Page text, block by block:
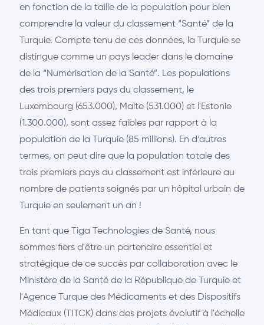
en fonction de la taille de la population pour bien
comprendre la valeur du classement “Santé” de la
Turquie. Compte tenu de ces données, la Turquie se
distingue comme un pays leader dans le domaine
de la “Numérisation de la Santé”. Les populations
des trois premiers pays du classement, le
Luxembourg (653.000), Malte (531.000) et l'Estonie
(1.300.000), sont assez faibles par rapport à la
population de la Turquie (85 millions). En d’autres
termes, on peut dire que la population totale des
trois premiers pays du classement est inférieure au
nombre de patients soignés par un hôpital urbain de
Turquie en seulement un an !
En tant que Tiga Technologies de Santé, nous
sommes fiers d'être un partenaire essentiel et
stratégique de ce succès par collaboration avec le
Ministère de la Santé de la République de Turquie et
l'Agence Turque des Médicaments et des Dispositifs
Médicaux (TITCK) dans des projets évolutif à l'échelle